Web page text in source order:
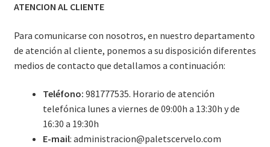
ATENCION AL CLIENTE
Para comunicarse con nosotros, en nuestro departamento
de atención al cliente, ponemos a su disposición diferentes
medios de contacto que detallamos a continuación:
Teléfono: 981777535. Horario de atención
telefónica lunes a viernes de 09:00h a 13:30h y de
16:30 a 19:30h
E-mail: administracion@paletscervelo.com